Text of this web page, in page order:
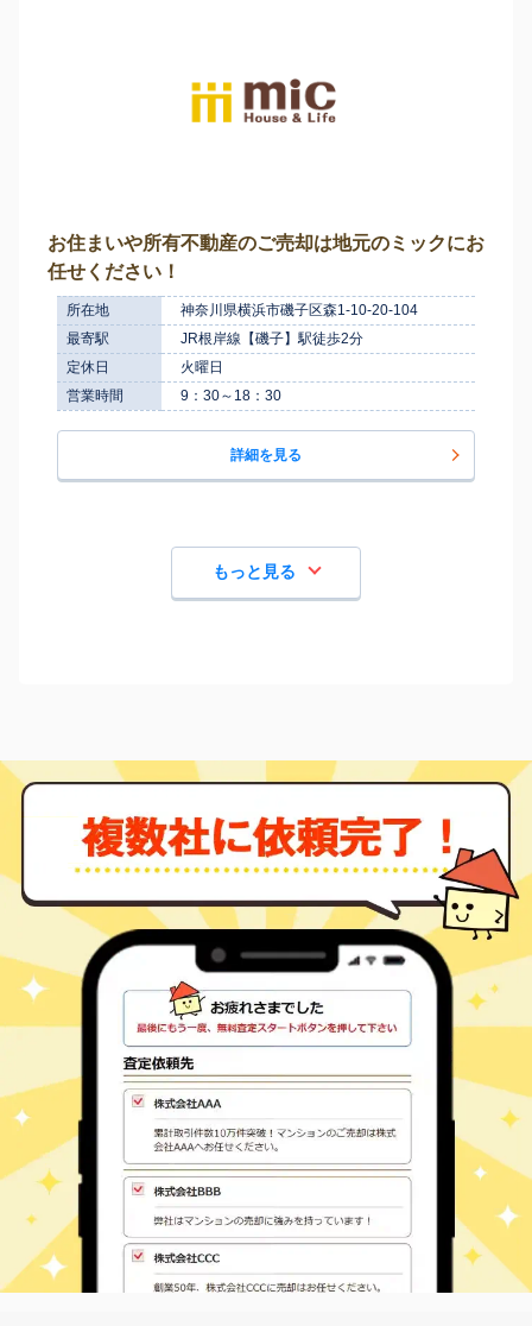
お住まいや所有不動産のご売却は地元のミックにお
任せください！
所在地
神奈川県横浜市磯子区森1-10-20-104
最寄駅
JR根岸線【磯子】駅徒歩2分
定休日
火曜日
営業時間
9：30～18：30
詳細を見る
もっと見る